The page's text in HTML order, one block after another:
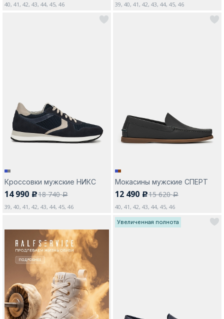
40, 41, 42, 43, 44, 45, 46 39, 40, 41, 42, 43, 44, 45, 46
Кроссовки мужские НИКС
14 990 c18 740a
39, 40, 41, 42, 43, 44, 45, 46
Мокасины мужские СПЕРТ
12 490 c15 620a
40, 41, 42, 43, 44, 45, 46
Увеличенная полнота